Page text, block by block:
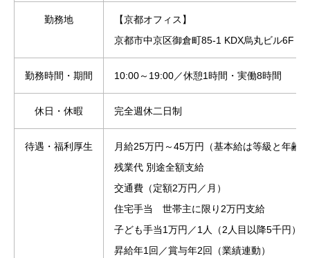
勤務地
【京都オフィス】
京都市中京区御倉町85-1 KDX烏丸ビル6F
勤務時間・期間 10:00～19:00／休憩1時間・実働8時間
休日・休暇 完全週休二日制
待遇・福利厚生
月給25万円～45万円（基本給は等級と年齢
残業代 別途全額支給
交通費（定額2万円／月）
住宅手当 世帯主に限り2万円支給
子ども手当1万円／1人（2人目以降5千円）
昇給年1回／賞与年2回（業績連動）